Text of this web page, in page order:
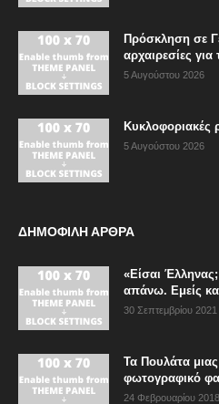
Πρόσκληση σε
αρχαιρεσίες για
5 Αυγούστου 2026
Κυκλοφοριακές
5 Αυγούστου 2026
ΔΗΜΟΦΙΛΗ ΑΡΘΡΑ
«Είσαι
απάνω. Εμείς
30 Σεπτεμβρίου 2021
Τα Πουλάτα
φωτογραφικό
24 Φεβρουαρίου 2018